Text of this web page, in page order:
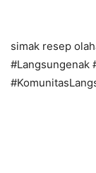
simak resep
#Langsungenak